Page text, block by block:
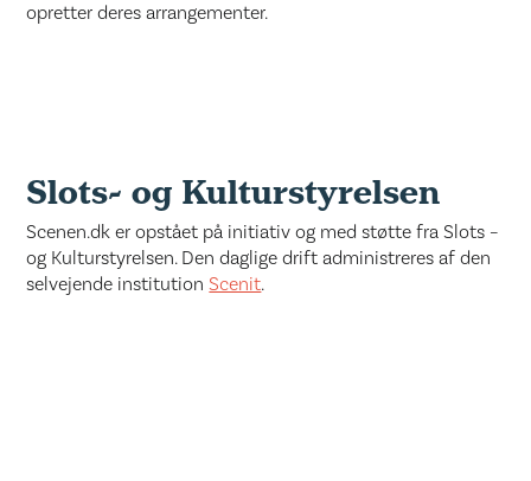
opretter deres arrangementer.
Slots- og Kulturstyrelsen
Scenen.dk er opstået på initiativ og med støtte fra Slots –
og Kulturstyrelsen. Den daglige drift administreres af den
selvejende institutionScenit.